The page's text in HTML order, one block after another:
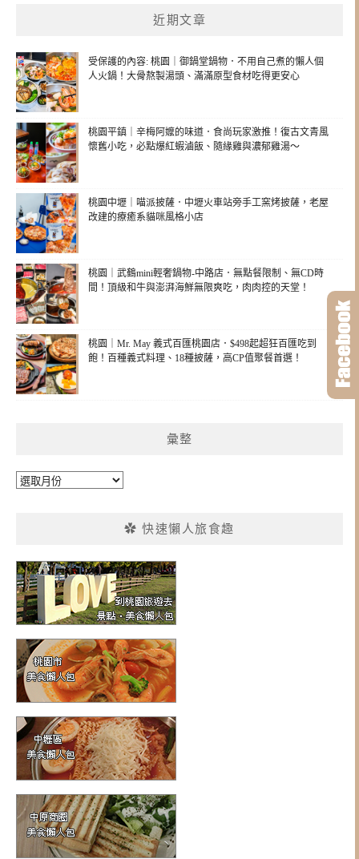
近期文章
受保護的內容: 桃園｜御鍋堂鍋物．不用自己煮的懶人個
人火鍋！大骨熬製湯頭、滿滿原型食材吃得更安心
桃園平鎮｜辛梅阿嬤的味道．食尚玩家激推！復古文青風
懷舊小吃，必點爆紅蝦滷飯、隨緣雞與濃郁雞湯～
桃園中壢｜喵派披薩．中壢火車站旁手工窯烤披薩，老屋
改建的療癒系貓咪風格小店
桃園｜武鶴mini輕奢鍋物-中路店．無點餐限制、無CD時
間！頂級和牛與澎湃海鮮無限爽吃，肉肉控的天堂！
桃園｜Mr. May 義式百匯桃園店．$498起超狂百匯吃到
飽！百種義式料理、18種披薩，高CP值聚餐首選！
彙整
彙
✿ 快速懶人旅食趣